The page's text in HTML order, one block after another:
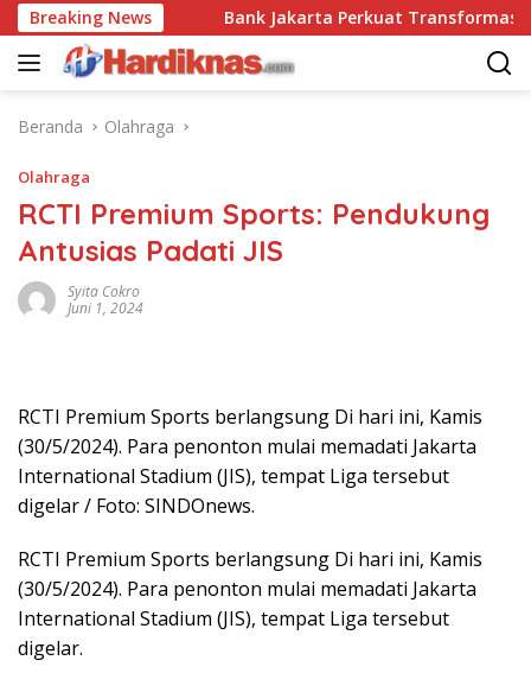
Langsung
ke
konten
Breaking News
Disrupsi Bank Jakarta Perkuat Transformasi
Beranda Olahraga
Olahraga
RCTI Premium Sports: Pendukung
Antusias Padati JIS
Syita Cokro
Juni 1, 2024
RCTI Premium Sports berlangsung Di hari ini, Kamis
(30/5/2024). Para penonton mulai memadati Jakarta
International Stadium (JIS), tempat Liga tersebut
digelar / Foto: SINDOnews.
RCTI Premium Sports berlangsung Di hari ini, Kamis
(30/5/2024). Para penonton mulai memadati Jakarta
International Stadium (JIS), tempat Liga tersebut
digelar.